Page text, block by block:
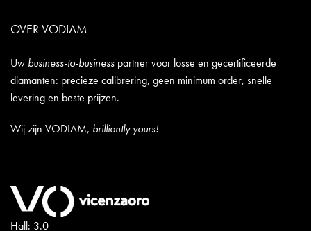
OVER VODIAM
Uw business-to-business partner voor losse en gecertificeerde
diamanten: precieze calibrering, geen minimum order, snelle
levering en beste prijzen.
Wij zijn VODIAM, brilliantly yours!
Hall: 3.0